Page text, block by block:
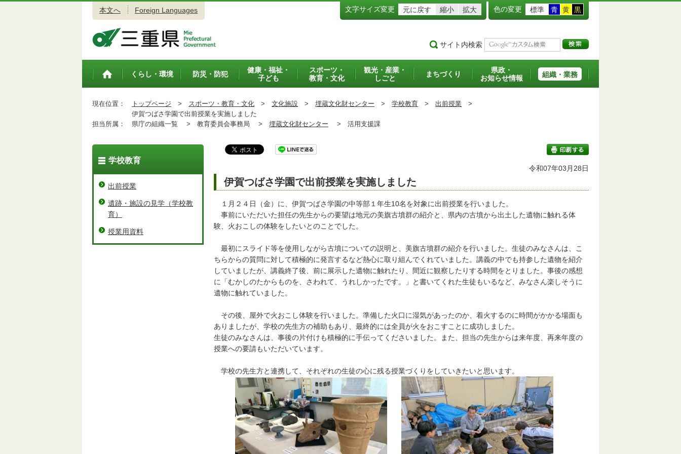
本文へ Foreign Languages 文字サイズ変更 元に戻す 縮小 拡大 色の変更 標準 青 黄 黒
サイト内検索
トップペ
くらし・環境 防災・防犯
健康・福祉・
子ども
スポーツ・
教育・文化
観光・産業・
しごと
まちづくり
県政・
お知らせ情報
組織・業務
現在位置： トップページ > スポーツ・教育・文化 > 文化施設 > 埋蔵文化財センター > 学校教育 > 出前授業 >
伊賀つばさ学園で出前授業を実施しました
担当所属：
県庁の組織一覧 > 教育委員会事務局 > 埋蔵文化財センター > 活用支援課
印刷する
令和07年03月28日
伊賀つばさ学園で出前授業を実施しました
１月２４日（金）に、伊賀つばさ学園の中等部１年生10名を対象に出前授業を行いました。
事前にいただいた担任の先生からの要望は地元の美旗古墳群の紹介と、県内の古墳から出土した遺物に触れる体
験、火おこしの体験をしたいとのことでした。
最初にスライド等を使用しながら古墳についての説明と、美旗古墳群の紹介を行いました。生徒のみなさんは、こ
ちらからの質問に対して積極的に発言するなど熱心に取り組んでくれていました。講義の中でも持参した遺物を紹介
していましたが、講義終了後、前に展示した遺物に触れたり、間近に観察したりする時間をとりました。事後の感想
に「むかしのたからものを、さわれて、うれしかったです。」と書いてくれた生徒もいるなど、みなさん楽しそうに
遺物に触れていました。
その後、屋外で火おこし体験を行いました。準備した火口に湿気があったのか、着火するのに時間がかかる場面も
ありましたが、学校の先生方の補助もあり、最終的には全員が火をおこすことに成功しました。
生徒のみなさんは、事後の片付けも積極的に手伝ってくださいました。また、担当の先生からは来年度、再来年度の
授業への要請もいただいています。
学校の先生方と連携して、それぞれの生徒の心に残る授業づくりをしていきたいと思います。
学校教育
出前授業
遺跡・施設の見学（学校教
育）
授業用資料